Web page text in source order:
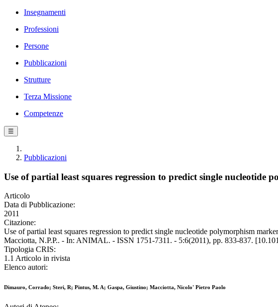
Insegnamenti
Professioni
Persone
Pubblicazioni
Strutture
Terza Missione
Competenze
☰
Pubblicazioni
Use of partial least squares regression to predict single nucleotide
Articolo
Data di Pubblicazione:
2011
Citazione:
Use of partial least squares regression to predict single nucleotide polymorphism
Macciotta, N.P.P.. - In: ANIMAL. - ISSN 1751-7311. - 5:6(2011), pp. 833-837.
Tipologia CRIS:
1.1 Articolo in rivista
Elenco autori:
Dimauro, Corrado; Steri, R; Pintus, M. A; Gaspa, Giustino; Macciotta, Nicolo' Pietro Paolo